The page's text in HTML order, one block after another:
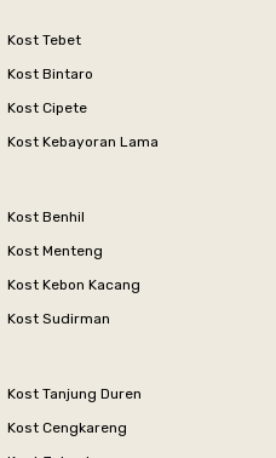
Kost Tebet
Kost Bintaro
Kost Cipete
Kost Kebayoran Lama
Kost Benhil
Kost Menteng
Kost Kebon Kacang
Kost Sudirman
Kost Tanjung Duren
Kost Cengkareng